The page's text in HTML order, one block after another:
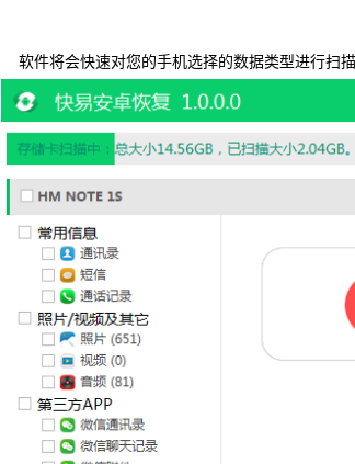
软件将会快速对您的手机选择的数据类型进行扫